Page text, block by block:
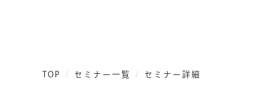
TOP セミナー一覧 セミナー詳細